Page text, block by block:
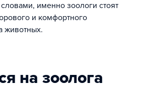
именно зоологи стоят
и комфортного
животных.
на зоолога